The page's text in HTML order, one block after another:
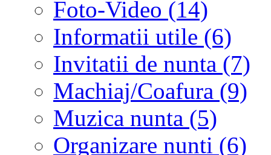
Foto-Video (14)
Informatii utile (6)
Invitatii de nunta (7)
Machiaj/Coafura (9)
Muzica nunta (5)
Organizare nunti (6)